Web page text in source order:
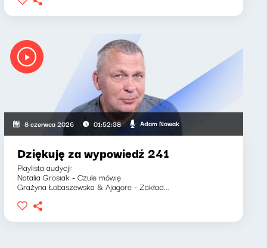
8 czerwca 2026 01:52:38 Adam Nowak
Dziękuję za wypowiedź 241
Playlista audycji:
Natalia Grosiak - Czule mówię
Grażyna Łobaszewska & Ajagore - Zakład...